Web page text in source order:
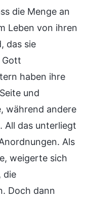
die Menge an
Leben von ihren
das sie
Gott
haben ihre
und
während andere
All das unterliegt
Als
weigerte sich
die
Doch dann